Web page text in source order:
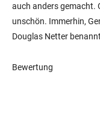
auch anders gemacht.
unschön. Immerhin,
Douglas Netter
Bewertung